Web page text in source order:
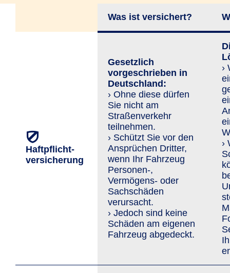
Was ist versichert?
Haftpflicht­
versicherung
Gesetzlich
vorgeschrieben in
Deutschland:
› Ohne diese dürfen
Sie nicht am
Straßenverkehr
teilnehmen.
› Schützt Sie vor den
An­sprü­chen Dritter,
wenn Ihr Fahrzeug
Personen-,
Vermögens- oder
Sachschäden
verursacht.
› Jedoch sind keine
Schäden am eigenen
Fahrzeug abgedeckt.
›
›